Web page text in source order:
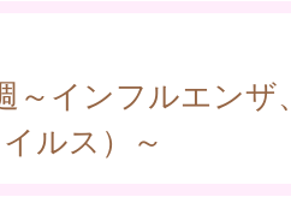
～インフルエンザ
ルス）～